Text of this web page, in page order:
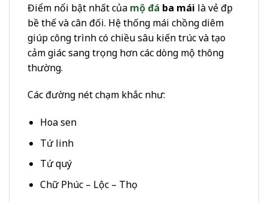
Điểm nổi bật nhất của mộ đá ba mái là vẻ đẹp
bề thế và cân đối. Hệ thống mái chồng diêm
giúp công trình có chiều sâu kiến trúc và tạo
cảm giác sang trọng hơn các dòng mộ thông
thường.
Các đường nét chạm khắc như:
Hoa sen
Tứ linh
Tứ quý
Chữ Phúc – Lộc – Thọ